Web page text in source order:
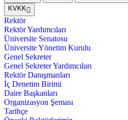
KVKK
Rektör
Rektör Yardımcıları
Üniversite Senatosu
Üniversite Yönetim Kurulu
Genel Sekreter
Genel Sekreter Yardımcıları
Rektör Danışmanları
İç Denetim Birimi
Daire Başkanları
Organizasyon Şeması
Tarihçe